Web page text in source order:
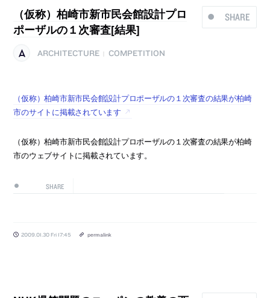
SHARE
（仮称）柏崎市新市民会館設計プロ
ポーザルの１次審査[結果]
ARCHITECTURE COMPETITION
（仮称）柏崎市新市民会館設計プロポーザルの１次審査の結果が柏崎
市のサイトに掲載されています
（仮称）柏崎市新市民会館設計プロポーザルの１次審査の結果が柏崎
市のウェブサイトに掲載されています。
SHARE
2009.01.30 Fri 17:45 permalink